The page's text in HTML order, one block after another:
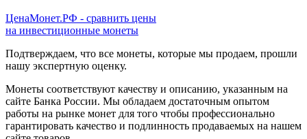
ЦенаМонет.РФ - сравнить цены
на инвестиционные монеты
Подтверждаем, что все монеты, которые мы продаем, прошли
нашу экспертную оценку.
Монеты соответствуют качеству и описанию, указанным на
сайте Банка России. Мы обладаем достаточным опытом
работы на рынке монет для того чтобы профессионально
гарантировать качество и подлинность продаваемых на нашем